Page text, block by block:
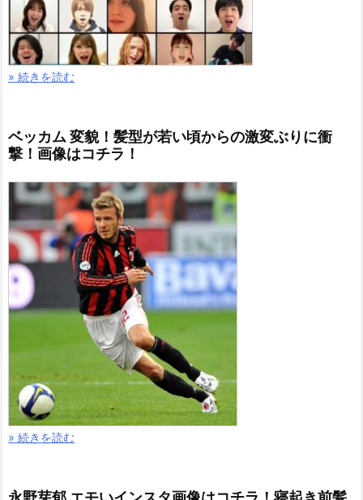
» 続きを読む
ベッカム 変貌！髪型が若い頃からの激変ぶりに衝
撃！画像はコチラ！
» 続きを読む